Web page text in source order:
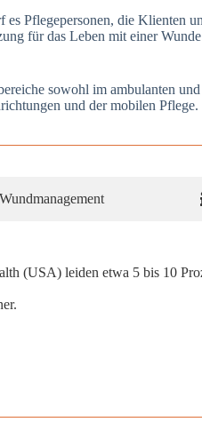
Pflegepersonen, die Klienten
für das Leben mit einer
sowohl im ambulanten
und der mobilen Pflege.
Wundmanagement
(USA) leiden etwa 5 bis 10